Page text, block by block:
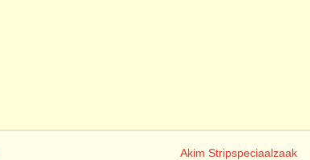
Akim Stripspeciaalzaak